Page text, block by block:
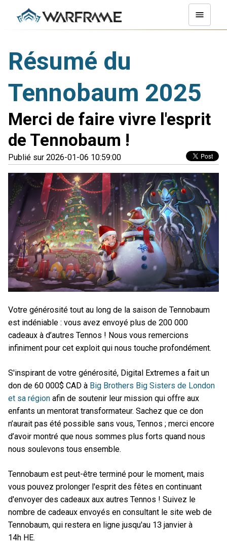
Résumé du
Tennobaum 2025
Merci de faire vivre l'esprit
de Tennobaum !
Publié sur 2026-01-06 10:59:00
Votre générosité tout au long de la saison de Tennobaum
est indéniable : vous avez envoyé plus de 200 000
cadeaux à d’autres Tennos ! Nous vous remercions
infiniment pour cet exploit qui nous touche profondément.
S'inspirant de votre générosité, Digital Extremes a fait un
don de 60 000$ CAD à Big Brothers Big Sisters de London
et sa région afin de soutenir leur mission qui offre aux
enfants un mentorat transformateur. Sachez que ce don
n’aurait pas été possible sans vous, Tennos ; merci encore
d’avoir montré que nous sommes plus forts quand nous
nous soulevons tous ensemble.
Tennobaum est peut-être terminé pour le moment, mais
vous pouvez prolonger l'esprit des fêtes en continuant
d'envoyer des cadeaux aux autres Tennos ! Suivez le
nombre de cadeaux envoyés en consultant le site web de
Tennobaum, qui restera en ligne jusqu'au 13 janvier à
14h HE.